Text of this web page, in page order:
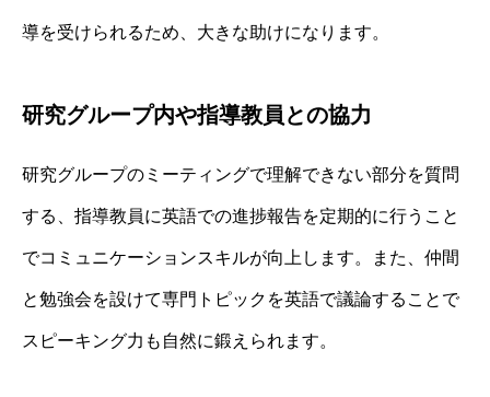
導を受けられるため、大きな助けになります。
研究グループ内や指導教員との協力
研究グループのミーティングで理解できない部分を質問
する、指導教員に英語での進捗報告を定期的に行うこと
でコミュニケーションスキルが向上します。また、仲間
と勉強会を設けて専門トピックを英語で議論することで
スピーキング力も自然に鍛えられます。